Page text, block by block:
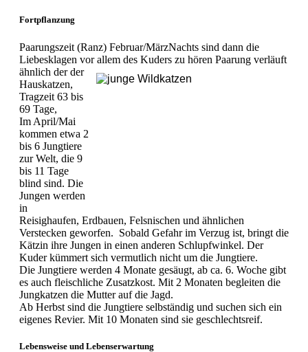
Fortpflanzung
Paarungszeit (Ranz) Februar/MärzNachts sind dann die
Liebesklagen vor allem des Kuders zu hören Paarung verläuft
ähnlich der der
Hauskatzen,
Tragzeit 63 bis
69 Tage,
Im April/Mai
kommen etwa 2
bis 6 Jungtiere
zur Welt, die 9
bis 11 Tage
blind sind. Die
Jungen werden
in
Reisighaufen, Erdbauen, Felsnischen und ähnlichen
Verstecken geworfen. Sobald Gefahr im Verzug ist, bringt die
Kätzin ihre Jungen in einen anderen Schlupfwinkel. Der
Kuder kümmert sich vermutlich nicht um die Jungtiere.
Die Jungtiere werden 4 Monate gesäugt, ab ca. 6. Woche gibt
es auch fleischliche Zusatzkost. Mit 2 Monaten begleiten die
Jungkatzen die Mutter auf die Jagd.
Ab Herbst sind die Jungtiere selbständig und suchen sich ein
eigenes Revier. Mit 10 Monaten sind sie geschlechtsreif.
Lebensweise und Lebenserwartung